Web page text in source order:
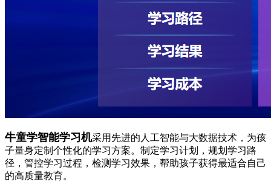
牛童学智能学习机采用先进的人工智能与大数据技术，为孩
子量身定制个性化的学习方案。制定学习计划，规划学习路
径，管控学习过程，检测学习效果，帮助孩子获得最适合自己
的高质量教育。